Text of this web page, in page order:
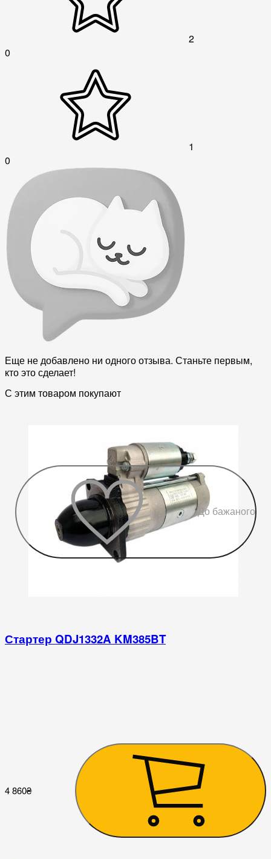
2
0
1
0
Еще не добавлено ни одного отзыва. Станьте первым,
кто это сделает!
С этим товаром покупают
До бажаного
Стартер QDJ1332A KM385BT
4 860₴